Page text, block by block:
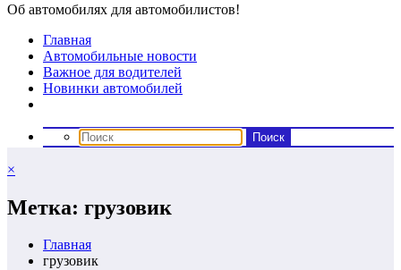
Об автомобилях для автомобилистов!
Главная
Автомобильные новости
Важное для водителей
Новинки автомобилей
×
Метка: грузовик
Главная
грузовик